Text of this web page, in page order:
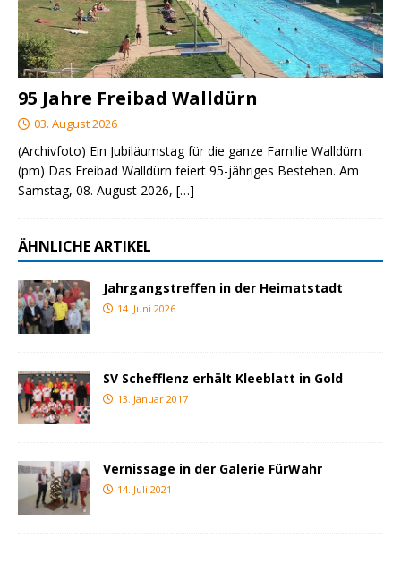
95 Jahre Freibad Walldürn
03. August 2026
(Archivfoto) Ein Jubiläumstag für die ganze Familie Walldürn.
(pm) Das Freibad Walldürn feiert 95-jähriges Bestehen. Am
Samstag, 08. August 2026, […]
ÄHNLICHE ARTIKEL
Jahrgangstreffen in der Heimatstadt
14. Juni 2026
SV Schefflenz erhält Kleeblatt in Gold
13. Januar 2017
Vernissage in der Galerie FürWahr
14. Juli 2021